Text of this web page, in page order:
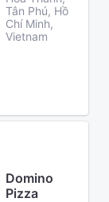
Tân Phú, Hồ
Chí Minh,
Vietnam
Domino
Pizza